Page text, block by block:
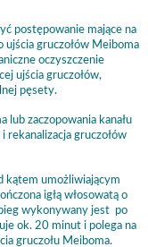
postępowanie mające na
ujścia gruczołów Meiboma
oczyszczenie
ujścia gruczołów,
pęsety.
lub zaczopowania kanału
rekanalizacja gruczołów
kątem umożliwiającym
igłą włosowatą o
wykonywany jest po
ok. 20 minut i polega na
gruczołu Meiboma.